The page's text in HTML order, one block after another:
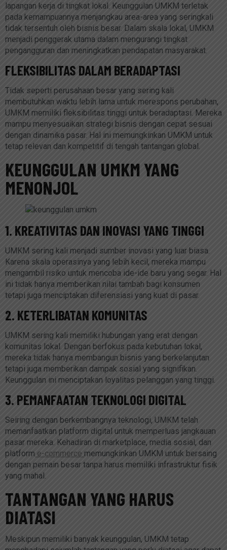
lapangan kerja di tingkat lokal. Keunggulan UMKM terletak
pada kemampuannya menjangkau area-area yang seringkali
tidak tersentuh oleh bisnis besar. Dalam skala lokal, UMKM
menjadi penggerak utama dalam mengurangi tingkat
pengangguran dan meningkatkan pendapatan masyarakat.
FLEKSIBILITAS DALAM BERADAPTASI
Tidak seperti perusahaan besar yang sering kali
membutuhkan waktu lebih lama untuk merespons perubahan,
UMKM memiliki fleksibilitas tinggi untuk beradaptasi. Mereka
mampu menyesuaikan strategi bisnis dengan cepat sesuai
dengan dinamika pasar. Hal ini memungkinkan UMKM untuk
tetap relevan dan kompetitif di tengah tantangan global.
KEUNGGULAN UMKM YANG
MENONJOL
1. KREATIVITAS DAN INOVASI YANG TINGGI
UMKM sering kali menjadi sumber inovasi yang luar biasa.
Karena skala operasinya yang lebih kecil, mereka mampu
mengambil risiko untuk mencoba ide-ide baru yang segar. Hal
ini tidak hanya memberikan nilai tambah bagi konsumen
tetapi juga menciptakan diferensiasi yang kuat di pasar.
2. KETERLIBATAN KOMUNITAS
UMKM sering kali memiliki hubungan yang erat dengan
komunitas lokal. Dengan berfokus pada kebutuhan lokal,
mereka tidak hanya membangun bisnis yang berkelanjutan
tetapi juga memberikan dampak sosial yang signifikan.
Keunggulan ini menciptakan loyalitas pelanggan yang tinggi.
3. PEMANFAATAN TEKNOLOGI DIGITAL
Seiring dengan berkembangnya teknologi, UMKM telah
memanfaatkan platform digital untuk memperluas jangkauan
pasar mereka. Kehadiran di marketplace, media sosial, dan
platform e-commerce memungkinkan UMKM untuk bersaing
dengan pemain besar tanpa harus memiliki infrastruktur fisik
yang mahal.
TANTANGAN YANG HARUS
DIATASI
Meskipun memiliki banyak keunggulan, UMKM tetap